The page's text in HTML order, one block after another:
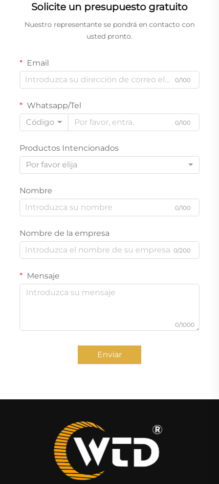
Solicite un presupuesto gratuito
Nuestro representante se pondrá en contacto con
usted pronto.
Email
0/100
Whatsapp/Tel
Código
0/100
Productos Intencionados
Por favor elija
Nombre
0/100
Nombre de la empresa
0/200
Mensaje
0/1000
Enviar